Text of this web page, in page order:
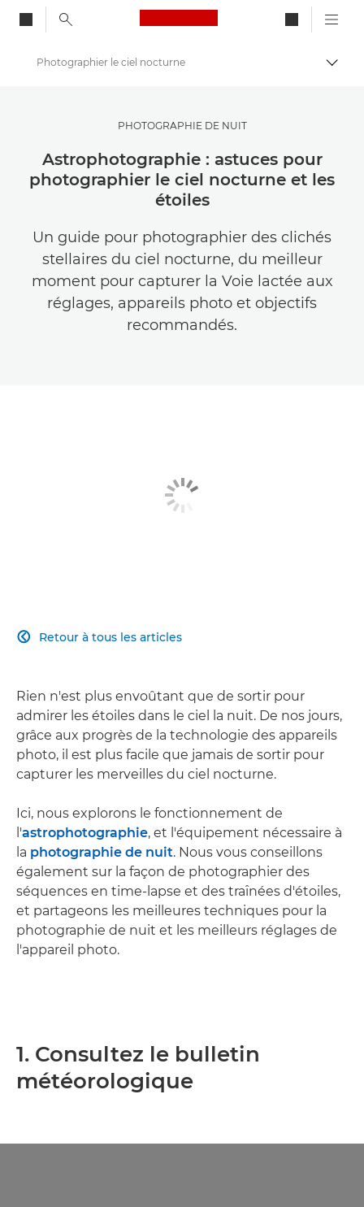
Canon Logo, back to
Trouvez l'inspiration | Conseils de photographie et d'impression et guides de l'acheteur
Conseils et techniques de photographie et d'impression
Photographier le ciel nocturne
PHOTOGRAPHIE DE NUIT
Astrophotographie : astuces pour
photographier le ciel nocturne et les
étoiles
Un guide pour photographier des clichés
stellaires du ciel nocturne, du meilleur
moment pour capturer la Voie lactée aux
réglages, appareils photo et objectifs
recommandés.
Retour à tous les articles

Rien n'est plus envoûtant que de sortir pour
admirer les étoiles dans le ciel la nuit. De nos jours,
grâce aux progrès de la technologie des appareils
photo, il est plus facile que jamais de sortir pour
capturer les merveilles du ciel nocturne.
Ici, nous explorons le fonctionnement de
l'astrophotographie, et l'équipement nécessaire à
la photographie de nuit. Nous vous conseillons
également sur la façon de photographier des
séquences en time-lapse et des traînées d'étoiles,
et partageons les meilleures techniques pour la
photographie de nuit et les meilleurs réglages de
l'appareil photo.
1. Consultez le bulletin
météorologique